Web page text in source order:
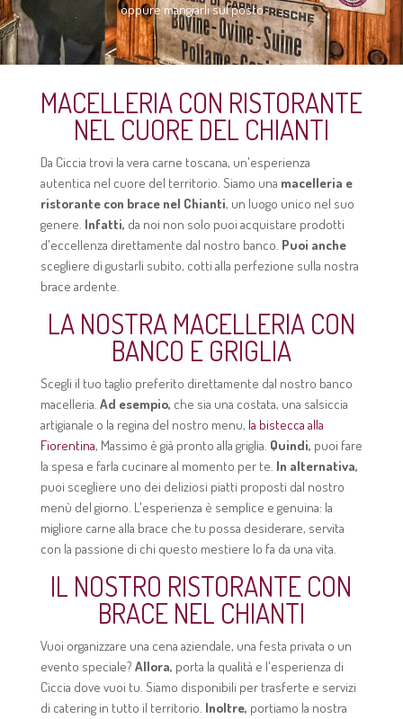
oppure mangiarli sul posto.
MACELLERIA CON RISTORANTE
NEL CUORE DEL CHIANTI
Da Ciccia trovi la vera carne toscana, un'esperienza
autentica nel cuore del territorio. Siamo una macelleria e
ristorante con brace nel Chianti, un luogo unico nel suo
genere. Infatti, da noi non solo puoi acquistare prodotti
d'eccellenza direttamente dal nostro banco. Puoi anche
scegliere di gustarli subito, cotti alla perfezione sulla nostra
brace ardente.
LA NOSTRA MACELLERIA CON
BANCO E GRIGLIA
Scegli il tuo taglio preferito direttamente dal nostro banco
macelleria. Ad esempio, che sia una costata, una salsiccia
artigianale o la regina del nostro menu, la bistecca alla
Fiorentina, Massimo è già pronto alla griglia. Quindi, puoi fare
la spesa e farla cucinare al momento per te. In alternativa,
puoi scegliere uno dei deliziosi piatti proposti dal nostro
menù del giorno. L'esperienza è semplice e genuina: la
migliore carne alla brace che tu possa desiderare, servita
con la passione di chi questo mestiere lo fa da una vita.
IL NOSTRO RISTORANTE CON
BRACE NEL CHIANTI
Vuoi organizzare una cena aziendale, una festa privata o un
evento speciale? Allora, porta la qualità e l'esperienza di
Ciccia dove vuoi tu. Siamo disponibili per trasferte e servizi
di catering in tutto il territorio. Inoltre, portiamo la nostra